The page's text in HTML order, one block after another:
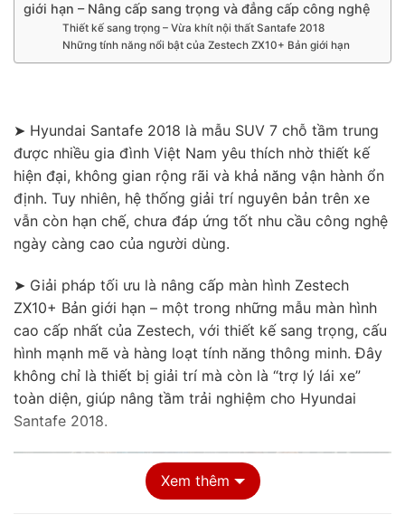
● Hỗ trợ chia đôi màn hình, vừa mở bản đồ, vừa xem video hoặc
giới hạn – Nâng cấp sang trọng và đẳng cấp công nghệ
Thiết kế sang trọng – Vừa khít nội thất Santafe 2018
Những tính năng nổi bật của Zestech ZX10+ Bản giới hạn
➤ Hyundai Santafe 2018 là mẫu SUV 7 chỗ tầm trung
được nhiều gia đình Việt Nam yêu thích nhờ thiết kế
hiện đại, không gian rộng rãi và khả năng vận hành ổn
định. Tuy nhiên, hệ thống giải trí nguyên bản trên xe
vẫn còn hạn chế, chưa đáp ứng tốt nhu cầu công nghệ
ngày càng cao của người dùng.
➤ Giải pháp tối ưu là nâng cấp màn hình Zestech
ZX10+ Bản giới hạn – một trong những mẫu màn hình
cao cấp nhất của Zestech, với thiết kế sang trọng, cấu
hình mạnh mẽ và hàng loạt tính năng thông minh. Đây
không chỉ là thiết bị giải trí mà còn là “trợ lý lái xe”
toàn diện, giúp nâng tầm trải nghiệm cho Hyundai
Santafe 2018.
Xem thêm